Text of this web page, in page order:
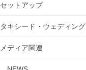
セットアップ
タキシード・ウェディング
メディア関連